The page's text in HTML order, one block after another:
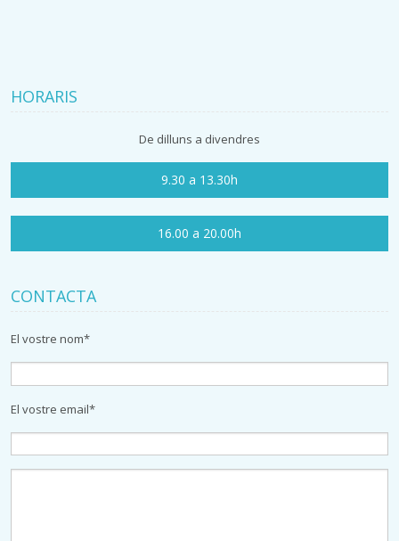
HORARIS
De dilluns a divendres
9.30 a 13.30h
16.00 a 20.00h
CONTACTA
El vostre nom*
El vostre email*